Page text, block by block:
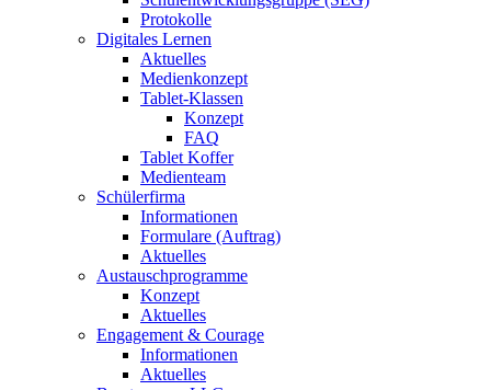
Protokolle
Digitales Lernen
Aktuelles
Medienkonzept
Tablet-Klassen
Konzept
FAQ
Tablet Koffer
Medienteam
Schülerfirma
Informationen
Formulare (Auftrag)
Aktuelles
Austauschprogramme
Konzept
Aktuelles
Engagement & Courage
Informationen
Aktuelles